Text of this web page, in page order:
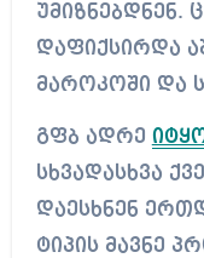
უმიზნებდნენ.
დაფიქსირდა
მაროკოში და
გფბ ადრე
სხვადასხვა
დაესხნენ
ტიპის მავნე